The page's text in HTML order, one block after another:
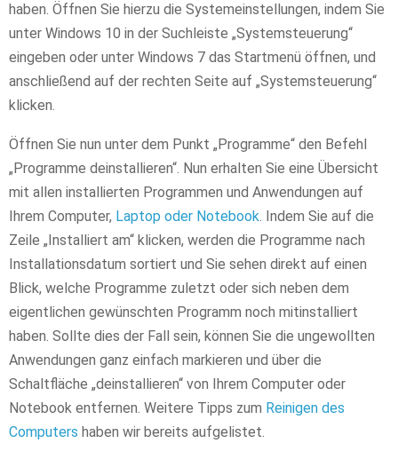
haben. Öffnen Sie hierzu die Systemeinstellungen, indem Sie
unter Windows 10 in der Suchleiste „Systemsteuerung“
eingeben oder unter Windows 7 das Startmenü öffnen, und
anschließend auf der rechten Seite auf „Systemsteuerung“
klicken.
Öffnen Sie nun unter dem Punkt „Programme“ den Befehl
„Programme deinstallieren“. Nun erhalten Sie eine Übersicht
mit allen installierten Programmen und Anwendungen auf
Ihrem Computer, Laptop oder Notebook. Indem Sie auf die
Zeile „Installiert am“ klicken, werden die Programme nach
Installationsdatum sortiert und Sie sehen direkt auf einen
Blick, welche Programme zuletzt oder sich neben dem
eigentlichen gewünschten Programm noch mitinstalliert
haben. Sollte dies der Fall sein, können Sie die ungewollten
Anwendungen ganz einfach markieren und über die
Schaltfläche „deinstallieren“ von Ihrem Computer oder
Notebook entfernen. Weitere Tipps zum Reinigen des
Computers haben wir bereits aufgelistet.